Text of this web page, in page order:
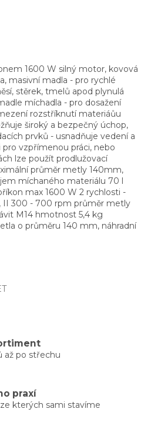
1600 W silný motor, kovová
masivní madla - pro rychlé
stěrek, tmelů apod plynulá
míchadla - pro dosažení
rozstříknutí materiáůu
široký a bezpečný úchop,
prvků - usnadňuje vedení a
pro vzpřímenou práci, nebo
lze použít prodlužovací
průměr metly 140mm,
míchaného materiálu 70 l
max 1600 W 2 rychlosti -
II 300 - 700 rpm průměr metly
M14 hmotnost 5,4 kg
o průměru 140 mm, náhradní
až po střechu
praxí
kterých sami stavíme